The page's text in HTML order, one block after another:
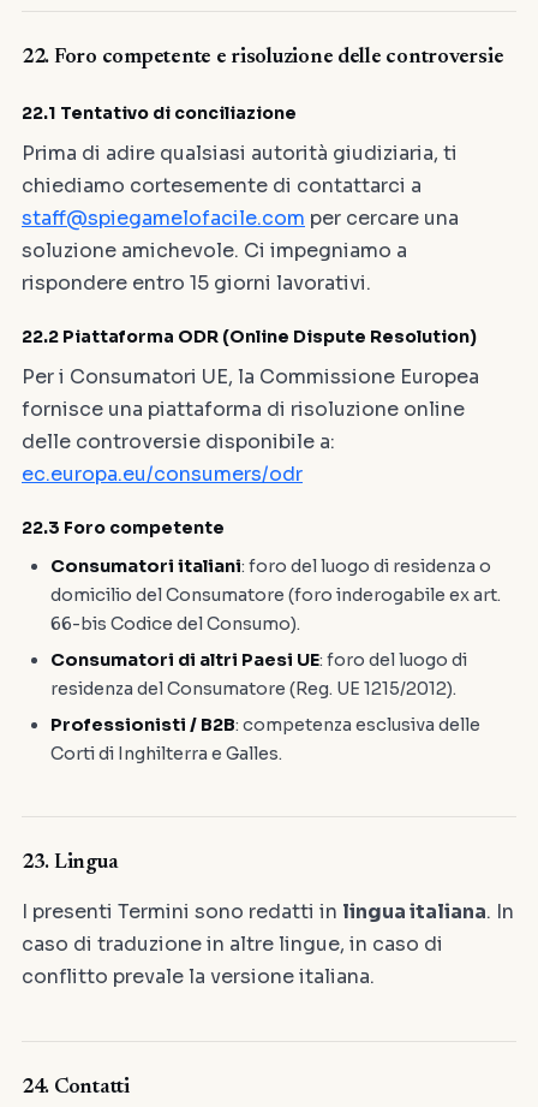
22. Foro competente e risoluzione delle controversie
22.1 Tentativo di conciliazione
Prima di adire qualsiasi autorità giudiziaria, ti
chiediamo cortesemente di contattarci a
staff@spiegamelofacile.com per cercare una
soluzione amichevole. Ci impegniamo a
rispondere entro 15 giorni lavorativi.
22.2 Piattaforma ODR (Online Dispute Resolution)
Per i Consumatori UE, la Commissione Europea
fornisce una piattaforma di risoluzione online
delle controversie disponibile a:
ec.europa.eu/consumers/odr
22.3 Foro competente
Consumatori italiani: foro del luogo di residenza o
domicilio del Consumatore (foro inderogabile ex art.
66-bis Codice del Consumo).
Consumatori di altri Paesi UE: foro del luogo di
residenza del Consumatore (Reg. UE 1215/2012).
Professionisti / B2B: competenza esclusiva delle
Corti di Inghilterra e Galles.
23. Lingua
I presenti Termini sono redatti in lingua italiana. In
caso di traduzione in altre lingue, in caso di
conflitto prevale la versione italiana.
24. Contatti